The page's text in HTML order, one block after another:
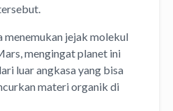
menemukan jejak molekul
mengingat planet ini
luar angkasa yang bisa
materi organik di